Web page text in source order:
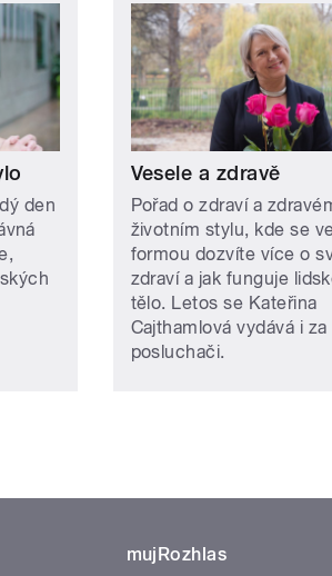
den
Vesele a zdravě
Pořad o zdraví a
životním stylu, kde se
formou dozvíte více o
zdraví a jak funguje
tělo. Letos se Kateřina
Cajthamlová vydává i za
posluchači.
mujRozhlas